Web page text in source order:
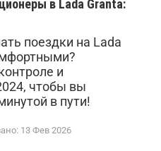
в Lada Granta:
поездки на Lada
и
чтобы вы
в пути!
13 Фев 2026